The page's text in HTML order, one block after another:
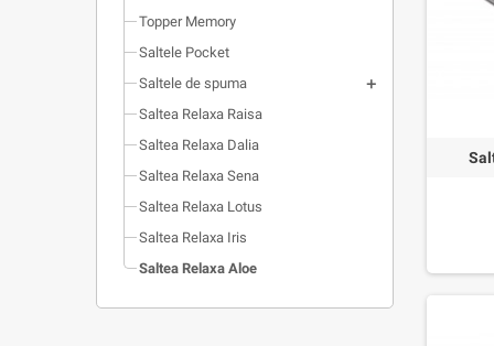
Topper Memory
Saltele Pocket
Saltele de spuma
Saltea Relaxa Raisa
Saltea Relaxa Dalia
Saltea Relaxa Sena
Saltea Relaxa Lotus
Saltea Relaxa Iris
Saltea Relaxa Aloe